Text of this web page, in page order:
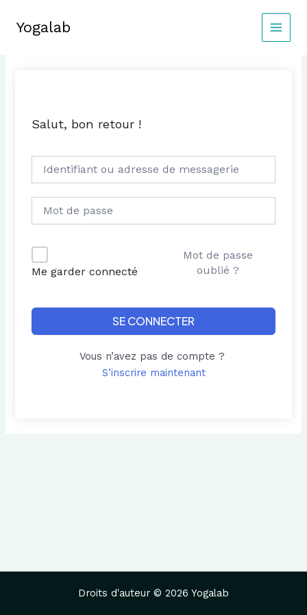
contenu
Yogalab
MAIN
Salut, bon retour !
Me garder connecté
Mot de passe
oublié ?
SE CONNECTER
Vous n’avez pas de compte ?
S’inscrire maintenant
Droits d'auteur © 2026 Yogalab